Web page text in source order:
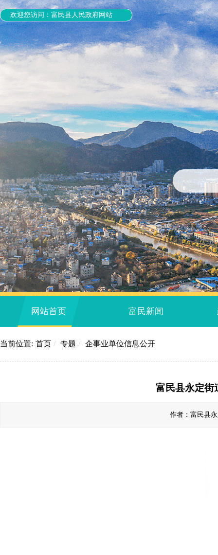
欢迎您访问：富民县人民政府网站
网站首页 富民新闻
当前位置: 首页 / 专题 / 企事业单位信息公开
富民县永定街
作者：富民县